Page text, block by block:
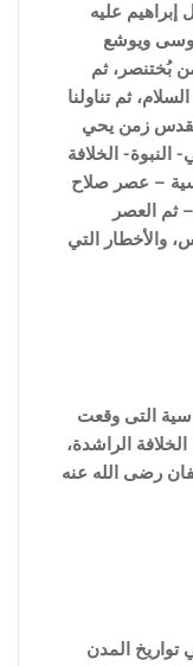
إبراهيم عليه
موسى ويوشع
بُختنصر، ثم
ثم تناولنا
زمن يحي
الخلافة
– عصر صلاح
– ثم العصر
والأخطار التي
التى وقعت
الراشدة،
رضى الله عنه
تواريخ المدن